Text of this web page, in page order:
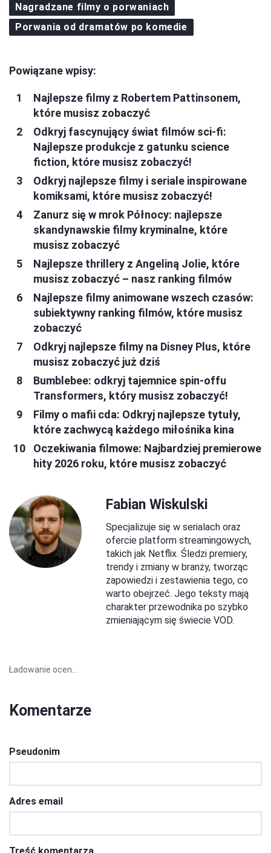
Nagradzane filmy o porwaniach
Porwania od dramatów po komedie
Powiązane wpisy:
Najlepsze filmy z Robertem Pattinsonem,
które musisz zobaczyć
Odkryj fascynujący świat filmów sci-fi:
Najlepsze produkcje z gatunku science
fiction, które musisz zobaczyć!
Odkryj najlepsze filmy i seriale inspirowane
komiksami, które musisz zobaczyć!
Zanurz się w mrok Północy: najlepsze
skandynawskie filmy kryminalne, które
musisz zobaczyć
Najlepsze thrillery z Angeliną Jolie, które
musisz zobaczyć – nasz ranking filmów
Najlepsze filmy animowane wszech czasów:
subiektywny ranking filmów, które musisz
zobaczyć
Odkryj najlepsze filmy na Disney Plus, które
musisz zobaczyć już dziś
Bumblebee: odkryj tajemnice spin-offu
Transformers, który musisz zobaczyć!
Filmy o mafii cda: Odkryj najlepsze tytuły,
które zachwycą każdego miłośnika kina
Oczekiwania filmowe: Najbardziej premierowe
hity 2026 roku, które musisz zobaczyć
Fabian Wiskulski
Specjalizuje się w serialach oraz
ofercie platform streamingowych,
takich jak Netflix. Śledzi premiery,
trendy i zmiany w branży, tworząc
zapowiedzi i zestawienia tego, co
warto obejrzeć. Jego teksty mają
charakter przewodnika po szybko
zmieniającym się świecie VOD.
Ładowanie ocen...
Komentarze
Pseudonim
Adres email